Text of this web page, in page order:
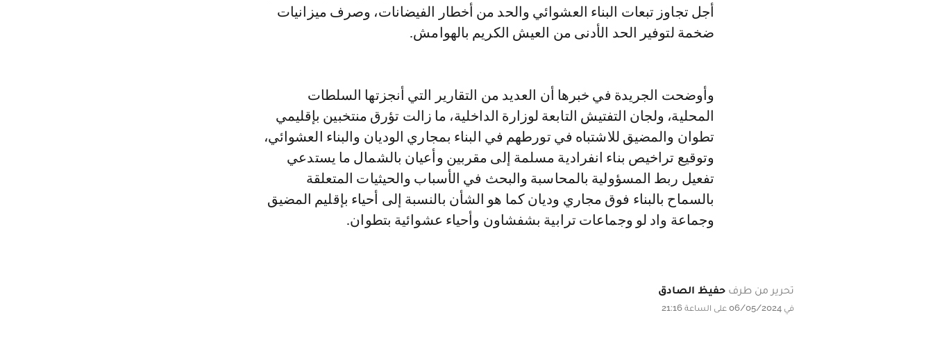
أجل تجاوز تبعات البناء العشوائي والحد من أخطار الفيضانات، وصرف ميزانيات
ضخمة لتوفير الحد الأدنى من العيش الكريم بالهوامش.
وأوضحت الجريدة في خبرها أن العديد من التقارير التي أنجزتها السلطات
المحلية، ولجان التفتيش التابعة لوزارة الداخلية، ما زالت تؤرق منتخبين بإقليمي
تطوان والمضيق للاشتباه في تورطهم في البناء بمجاري الوديان والبناء العشوائي،
وتوقيع تراخيص بناء انفرادية مسلمة إلى مقربين وأعيان بالشمال ما يستدعي
تفعيل ربط المسؤولية بالمحاسبة والبحث في الأسباب والحيثيات المتعلقة
بالسماح بالبناء فوق مجاري وديان كما هو الشأن بالنسبة إلى أحياء بإقليم المضيق
وجماعة واد لو وجماعات ترابية بشفشاون وأحياء عشوائية بتطوان.
تحرير من طرف حفيظ الصادق
في 06/05/2024 على الساعة 21:16